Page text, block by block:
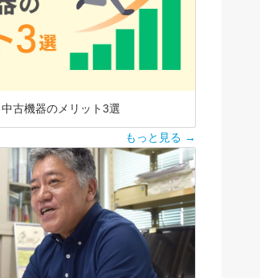
古機器のメリット3選
もっと見る →